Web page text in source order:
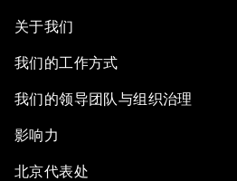
关于我们
我们的工作方式
我们的领导团队与组织治理
影响力
北京代表处